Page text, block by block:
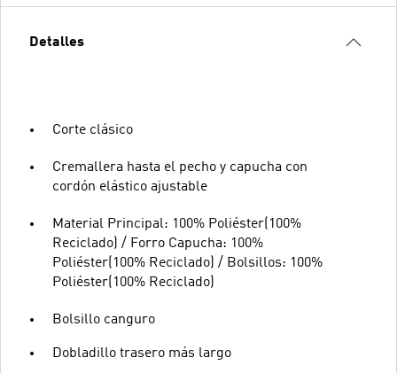
Detalles
Corte clásico
Cremallera hasta el pecho y capucha con
cordón elástico ajustable
Material Principal: 100% Poliéster(100%
Reciclado) / Forro Capucha: 100%
Poliéster(100% Reciclado) / Bolsillos: 100%
Poliéster(100% Reciclado)
Bolsillo canguro
Dobladillo trasero más largo